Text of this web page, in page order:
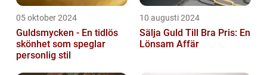
05 oktober 2024
Guldsmycken - En tidlös
skönhet som speglar
personlig stil
10 augusti 2024
Sälja Guld Till Bra Pris: En
Lönsam Affär